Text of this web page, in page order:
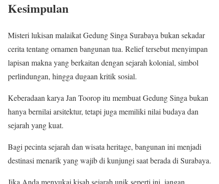
Kesimpulan
Misteri lukisan malaikat Gedung Singa Surabaya bukan sekadar
cerita tentang ornamen bangunan tua. Relief tersebut menyimpan
lapisan makna yang berkaitan dengan sejarah kolonial, simbol
perlindungan, hingga dugaan kritik sosial.
Keberadaan karya Jan Toorop itu membuat Gedung Singa bukan
hanya bernilai arsitektur, tetapi juga memiliki nilai budaya dan
sejarah yang kuat.
Bagi pecinta sejarah dan wisata heritage, bangunan ini menjadi
destinasi menarik yang wajib di kunjungi saat berada di Surabaya.